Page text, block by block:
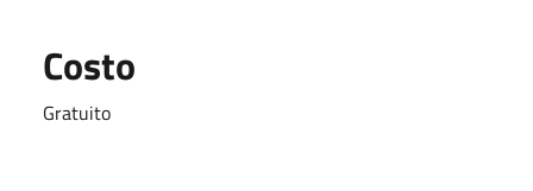
Costo
Gratuito